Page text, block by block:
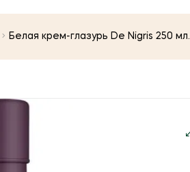
Белая крем-глазурь De Nigris 250 мл.